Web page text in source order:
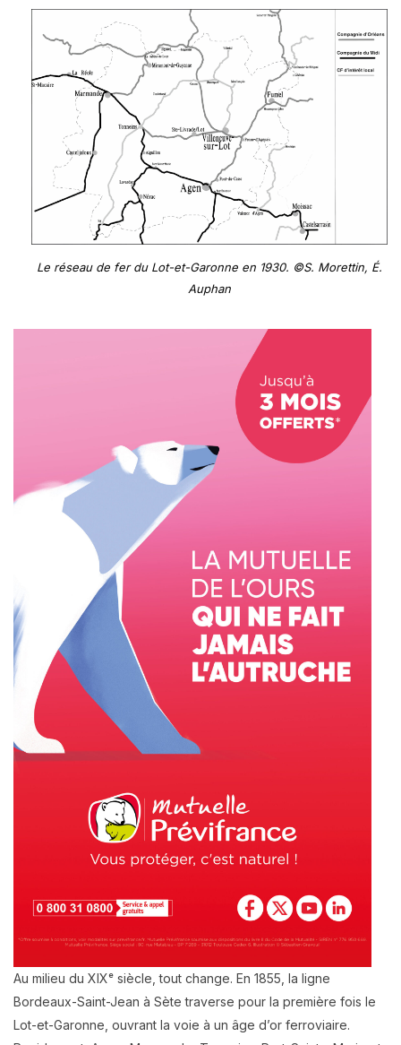
Le réseau de fer du Lot-et-Garonne en 1930. ©S. Morettin, É.
Auphan
Au milieu du XIXᵉ siècle, tout change. En 1855, la ligne
Bordeaux-Saint-Jean à Sète traverse pour la première fois le
Lot-et-Garonne, ouvrant la voie à un âge d’or ferroviaire.